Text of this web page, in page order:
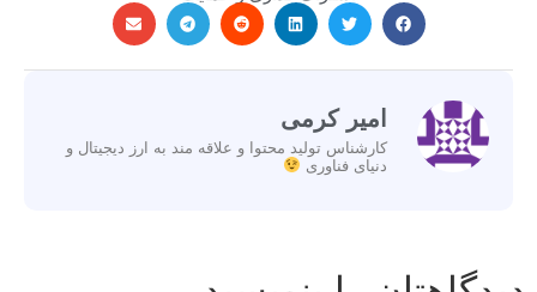
امیر کرمی
کارشناس تولید محتوا و علاقه مند به ارز دیجیتال و
دنیای فناوری